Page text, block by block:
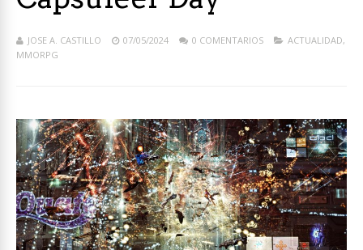
JOSE A. CASTILLO 07/05/2024 0 COMENTARIOS ACTUALIDAD,
MMORPG